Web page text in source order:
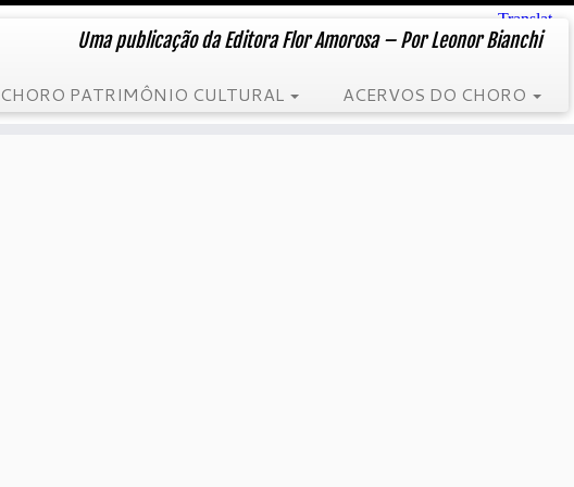
Uma publicação da Editora Flor Amorosa – Por Leonor Bianchi
CHORO PATRIMÔNIO CULTURAL ACERVOS DO CHORO